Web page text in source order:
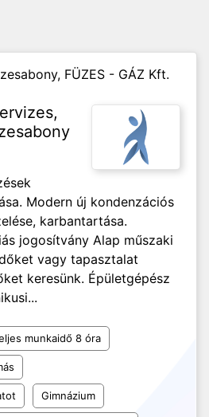
FÜZES - GÁZ Kft.
Modern új kondenzációs
karbantartása.
jogosítvány Alap műszaki
vagy tapasztalat
keresünk. Épületgépész
munkaidő 8 óra
Gimnázium